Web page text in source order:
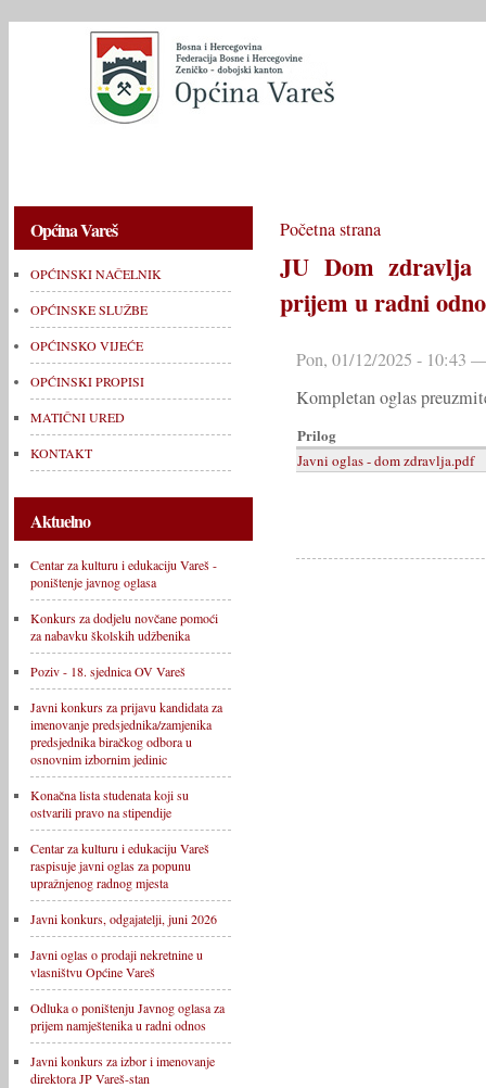
Općina Vareš
OPĆINSKI NAČELNIK
OPĆINSKE SLUŽBE
OPĆINSKO VIJEĆE
OPĆINSKI PROPISI
MATIČNI URED
KONTAKT
Aktuelno
Centar za kulturu i edukaciju Vareš -
poništenje javnog oglasa
Konkurs za dodjelu novčane pomoći
za nabavku školskih udžbenika
Poziv - 18. sjednica OV Vareš
Javni konkurs za prijavu kandidata za
imenovanje predsjednika/zamjenika
predsjednika biračkog odbora u
osnovnim izbornim jedinic
Konačna lista studenata koji su
ostvarili pravo na stipendije
Centar za kulturu i edukaciju Vareš
raspisuje javni oglas za popunu
upražnjenog radnog mjesta
Javni konkurs, odgajatelji, juni 2026
Javni oglas o prodaji nekretnine u
vlasništvu Općine Vareš
Odluka o poništenju Javnog oglasa za
prijem namještenika u radni odnos
Javni konkurs za izbor i imenovanje
direktora JP Vareš-stan
Početna strana
JU Dom zdravlja
prijem u radni
Pon, 01/12/2025 - 10:43
Kompletan oglas
Prilog
Javni oglas - dom zdravlja.pdf